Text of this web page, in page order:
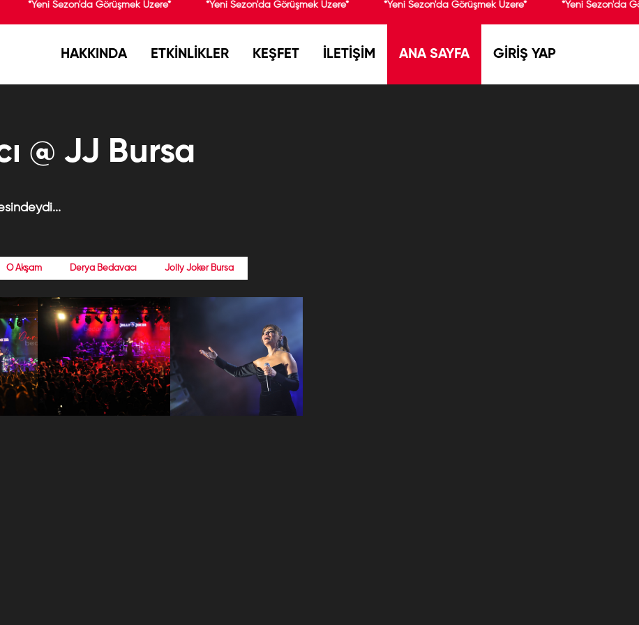
*Yeni Sezon'da Görüşmek Üzere* *Yeni Sezon'da Görüşmek Üzere* *Yeni Sezon'da Görüşmek Üzere* *Yeni Sezon'da
HAKKINDA ETKİNLİKLER KEŞFET İLETİŞİM ANA SAYFA GİRİŞ YAP
@ JJ Bursa
O Akşam Derya Bedavacı Jolly Joker Bursa